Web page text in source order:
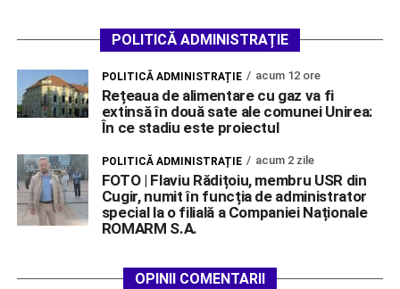
POLITICĂ ADMINISTRAȚIE
POLITICĂ ADMINISTRAȚIE acum 12 ore
Rețeaua de alimentare cu gaz va fi
extinsă în două sate ale comunei Unirea:
În ce stadiu este proiectul
POLITICĂ ADMINISTRAȚIE acum 2 zile
FOTO | Flaviu Rădițoiu, membru USR din
Cugir, numit în funcția de administrator
special la o filială a Companiei Naționale
ROMARM S.A.
OPINII COMENTARII